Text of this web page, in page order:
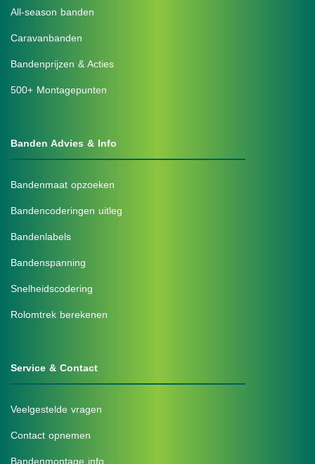
All-season banden
Caravanbanden
Bandenprijzen & Acties
500+ Montagepunten
Banden Advies & Info
Bandenmaat opzoeken
Bandencoderingen uitleg
Bandenlabels
Bandenspanning
Snelheidscodering
Rolomtrek berekenen
Service & Contact
Veelgestelde vragen
Contact opnemen
Bandenmontage info